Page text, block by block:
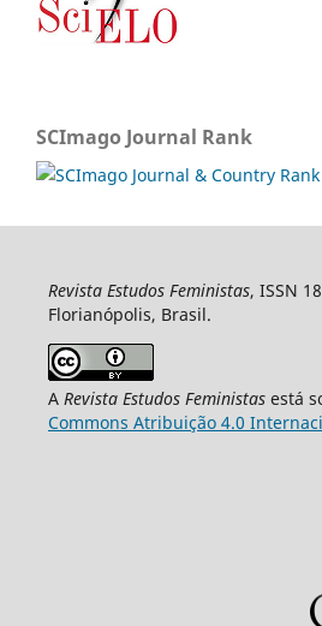
SCImago Journal Rank
Revista Estudos Feministas, ISSN
Florianópolis, Brasil.
A Revista Estudos Feministasestá
Commons Atribuição 4.0